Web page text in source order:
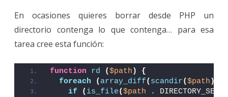
de
recursiva
En ocasiones quieres borrar desde PHP un
directorio contenga lo que contenga… para esa
tarea cree esta función:
function rd ($path )
{
foreach
( array_diff( scandir($path )
if
( is_file($path .